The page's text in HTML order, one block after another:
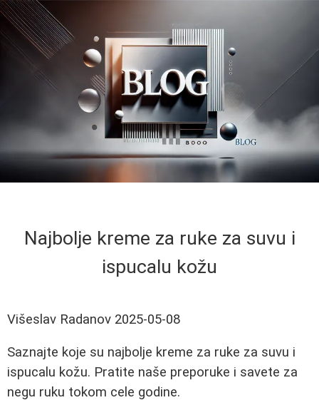
Najbolje kreme za ruke za suvu i
ispucalu kožu
Višeslav Radanov 2025-05-08
Saznajte koje su najbolje kreme za ruke za suvu i
ispucalu kožu. Pratite naše preporuke i savete za
negu ruku tokom cele godine.